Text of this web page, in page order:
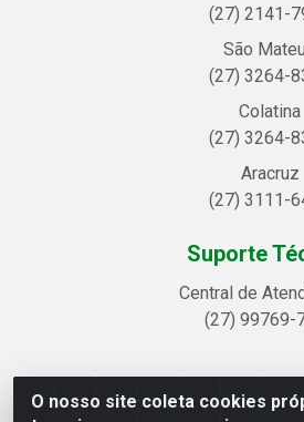
O nosso site coleta cookies
(27) 2141-
São
(27) 3264-
Colatina
(27) 3264-
Aracruz
(27) 3111-
Suporte
Central de
(27) 99769-
Linhavix Distribuidora LTDA -